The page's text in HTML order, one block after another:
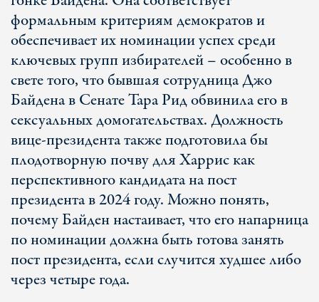
формальным критериям демократов и
обеспечивает их номинации успех среди
ключевых групп избирателей – особенно в
свете того, что бывшая сотрудница Джо
Байдена в Сенате Тара Рид обвинила его в
сексуальных домогательствах. Должность
вице-президента также подготовила бы
плодотворную почву для Харрис как
перспективного кандидата на пост
президента в 2024 году. Можно понять,
почему Байден настаивает, что его напарница
по номинации должна быть готова занять
пост президента, если случится худшее либо
через четыре года.